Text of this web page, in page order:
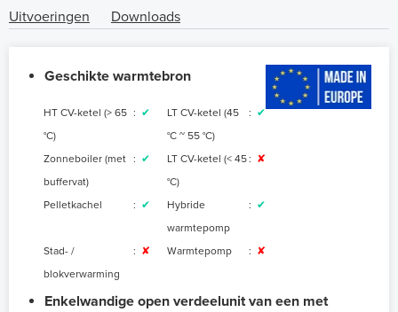
Uitvoeringen
Downloads
Geschikte warmtebron
HT CV-ketel (> 65
°C)
: ✔
LT CV-ketel (45
°C ~ 55 °C)
: ✔
Zonneboiler (met
buffervat)
: ✔
LT CV-ketel (< 45
°C)
: ✘
Pelletkachel : ✔
Hybride
warmtepomp
: ✔
Stad- /
blokverwarming
: ✘ Warmtepomp : ✘
Enkelwandige open verdeelunit van een met